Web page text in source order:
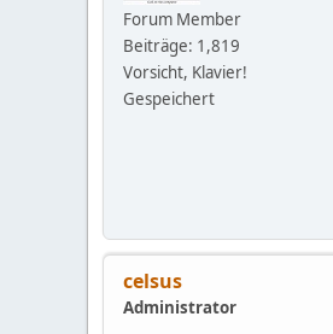
Forum Member
Beiträge: 1,819
Vorsicht, Klavier!
Gespeichert
celsus
Administrator